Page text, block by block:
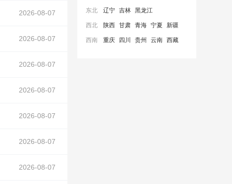
支架 、组件、电气设备应急抢修劳务分包项目采购项目 成
2026-08-07
支架 、组件、电气设备应急抢修劳务分包项目采购项目 成
2026-08-07
2026-08-07
2026-08-07
2026-08-07
2026-08-07
2026-08-07
东北 辽宁 吉林 黑龙江
西北 陕西 甘肃 青海 宁夏 新疆
西南 重庆 四川 贵州 云南 西藏